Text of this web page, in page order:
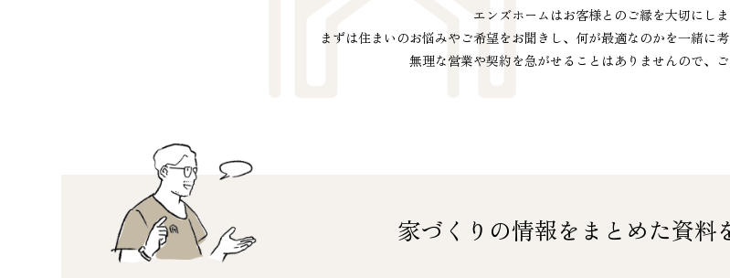
エンズホームはお客様とのご縁を大切にしま
まずは住まいのお悩みやご希望をお聞きし、 何が最適なのかを一緒に
無理な営業や契約を急がせることはありませんので、
家づくりの情報をまとめた資料